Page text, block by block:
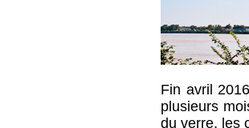
Fin avril
plusieurs
du verre, les